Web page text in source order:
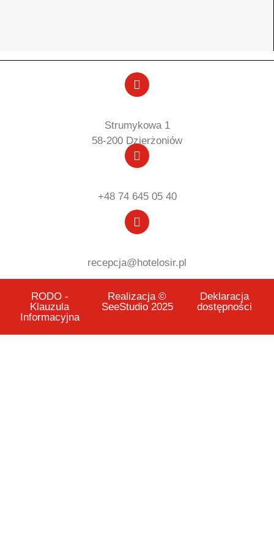
Strumykowa 1
58-200 Dzierżoniów
+48 74 645 05 40
recepcja@hotelosir.pl
RODO -
Klauzula
Informacyjna
Realizacja ©
SeeStudio 2025
Deklaracja
dostępności